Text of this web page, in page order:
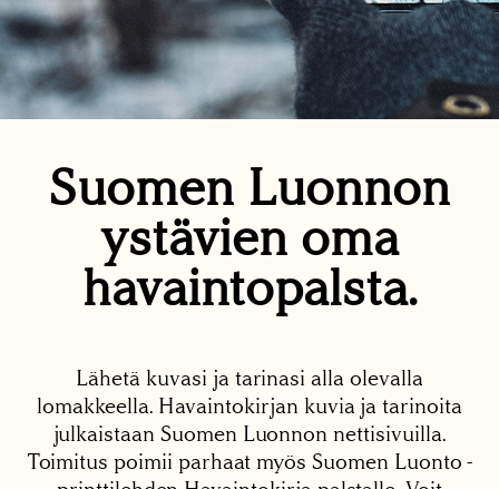
Suomen Luonnon
ystävien oma
havaintopalsta.
Lähetä kuvasi ja tarinasi alla olevalla
lomakkeella. Havaintokirjan kuvia ja tarinoita
julkaistaan Suomen Luonnon nettisivuilla.
Toimitus poimii parhaat myös Suomen Luonto -